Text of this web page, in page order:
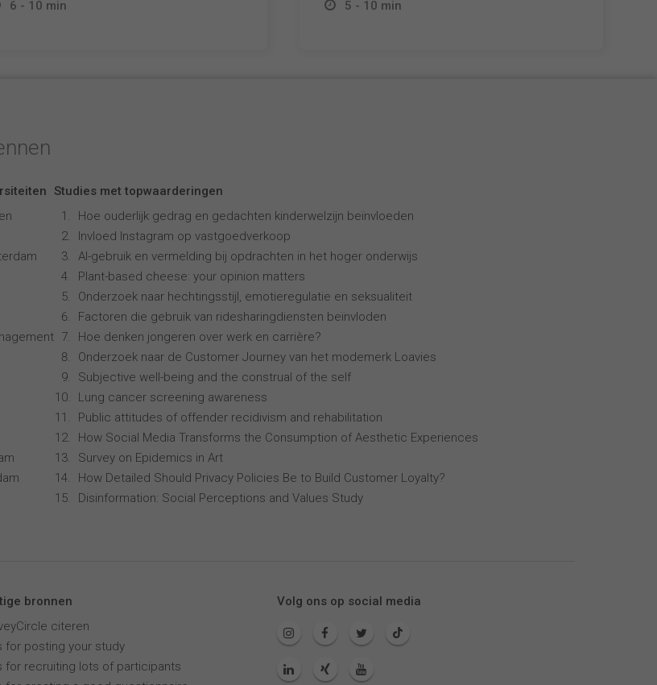
6 - 10 min
5 - 10 min
Studies met topwaarderingen
Hoe ouderlijk gedrag en gedachten kinderwelzijn beïnvloeden
Invloed Instagram op vastgoedverkoop
AI-gebruik en vermelding bij opdrachten in het hoger onderwijs
Plant-based cheese: your opinion matters
Onderzoek naar hechtingsstijl, emotieregulatie en seksualiteit
Factoren die gebruik van ridesharingdiensten beïnvloden
Hoe denken jongeren over werk en carrière?
Onderzoek naar de Customer Journey van het modemerk Loavies
Subjective well-being and the construal of the self
Lung cancer screening awareness
Public attitudes of offender recidivism and rehabilitation
How Social Media Transforms the Consumption of Aesthetic Experiences
Survey on Epidemics in Art
How Detailed Should Privacy Policies Be to Build Customer Loyalty?
Disinformation: Social Perceptions and Values Study
bronnen
citeren
for posting your study
for recruiting lots of participants
Volg ons op social media